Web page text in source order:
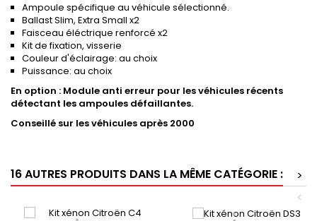
Ampoule spécifique au véhicule sélectionné.
Ballast Slim, Extra Small x2
Faisceau éléctrique renforcé x2
Kit de fixation, visserie
Couleur d'éclairage: au choix
Puissance: au choix
En option : Module anti erreur pour les véhicules récents
détectant les ampoules défaillantes.
Conseillé sur les véhicules après 2000
16 AUTRES PRODUITS DANS LA MÊME CATÉGORIE :
>
<